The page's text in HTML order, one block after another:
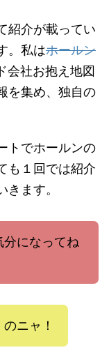
紹介が載ってい
。私はホールン
会社お抱え地図
を集め、独自の
トでホールンの
も１回では紹介
ます。
になってね
ニャ！